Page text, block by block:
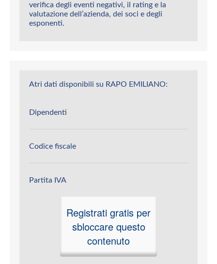
verifica degli eventi negativi, il rating e la
valutazione dell’azienda, dei soci e degli
esponenti.
Atri dati disponibili su RAPO EMILIANO:
Dipendenti
Codice fiscale
Partita IVA
Registrati gratis per
sbloccare questo
contenuto